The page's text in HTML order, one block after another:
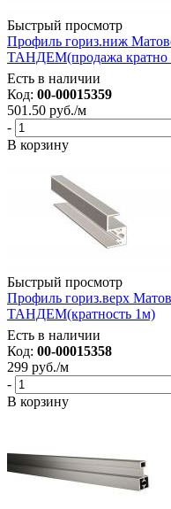
Быстрый просмотр
Профиль гориз.ниж
ТАНДЕМ(продажа кратно
Есть в наличии
Код: 00-00015359
501.50 руб./м
-
В корзину
Быстрый просмотр
Профиль гориз.верх
ТАНДЕМ(кратность 1м)
Есть в наличии
Код: 00-00015358
299 руб./м
-
В корзину